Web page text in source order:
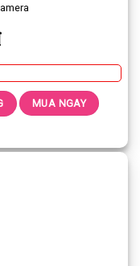
hãng 100% số lượng
MUA NGAY